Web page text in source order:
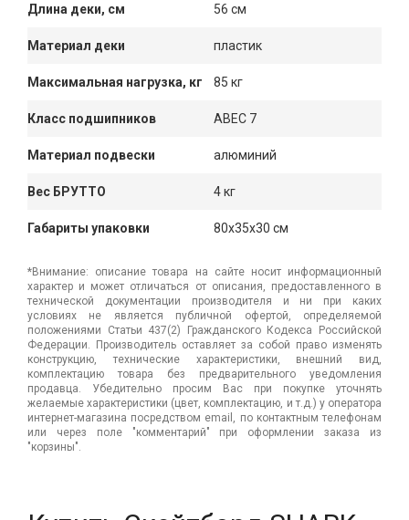
Длина деки, см 56 см
Материал деки пластик
Максимальная нагрузка, кг 85 кг
Класс подшипников ABEC 7
Материал подвески алюминий
Вес БРУТТО 4 кг
Габариты упаковки 80x35x30 см
*Внимание: описание товара на сайте носит информационный
характер и может отличаться от описания, предоставленного в
технической документации производителя и ни при каких
условиях не является публичной офертой, определяемой
положениями Статьи 437(2) Гражданского Кодекса Российской
Федерации. Производитель оставляет за собой право изменять
конструкцию, технические характеристики, внешний вид,
комплектацию товара без предварительного уведомления
продавца. Убедительно просим Вас при покупке уточнять
желаемые характеристики (цвет, комплектацию, и т.д.) у оператора
интернет-магазина посредством email, по контактным телефонам
или через поле "комментарий" при оформлении заказа из
"корзины".